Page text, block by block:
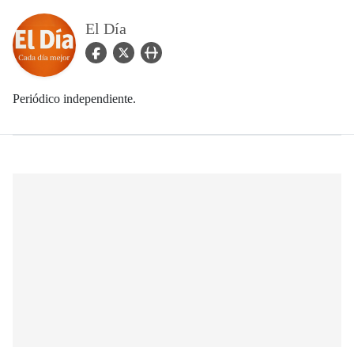
El Día
facebook Icon
twitter Iconuser_url Icon
Periódico independiente.